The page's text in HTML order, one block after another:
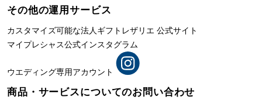
その他の運用サービス
カスタマイズ可能な法人ギフト レザリエ 公式サイト
マイプレシャス公式インスタグラム
ウエディング専用アカウント
商品・サービスについてのお問い合わせ